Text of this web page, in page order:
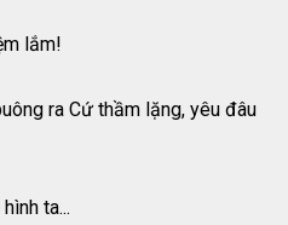
lắm!
ra Cứ thầm lặng, yêu đâu
ta...